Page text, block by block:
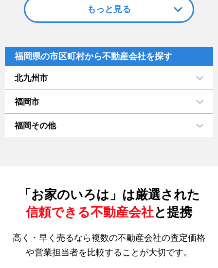
もっと見る
福岡県の市区町村から不動産会社を探す
北九州市
福岡市
福岡その他
「お家のいろは」は厳選された
信頼できる不動産会社と提携
高く・早く売るなら複数の不動産会社の査定価格
や営業担当者を比較することが大切です。